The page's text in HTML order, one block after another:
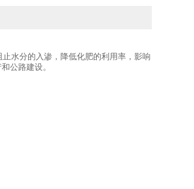
水分的入渗，降低化肥的利用率，影响
公路建设。